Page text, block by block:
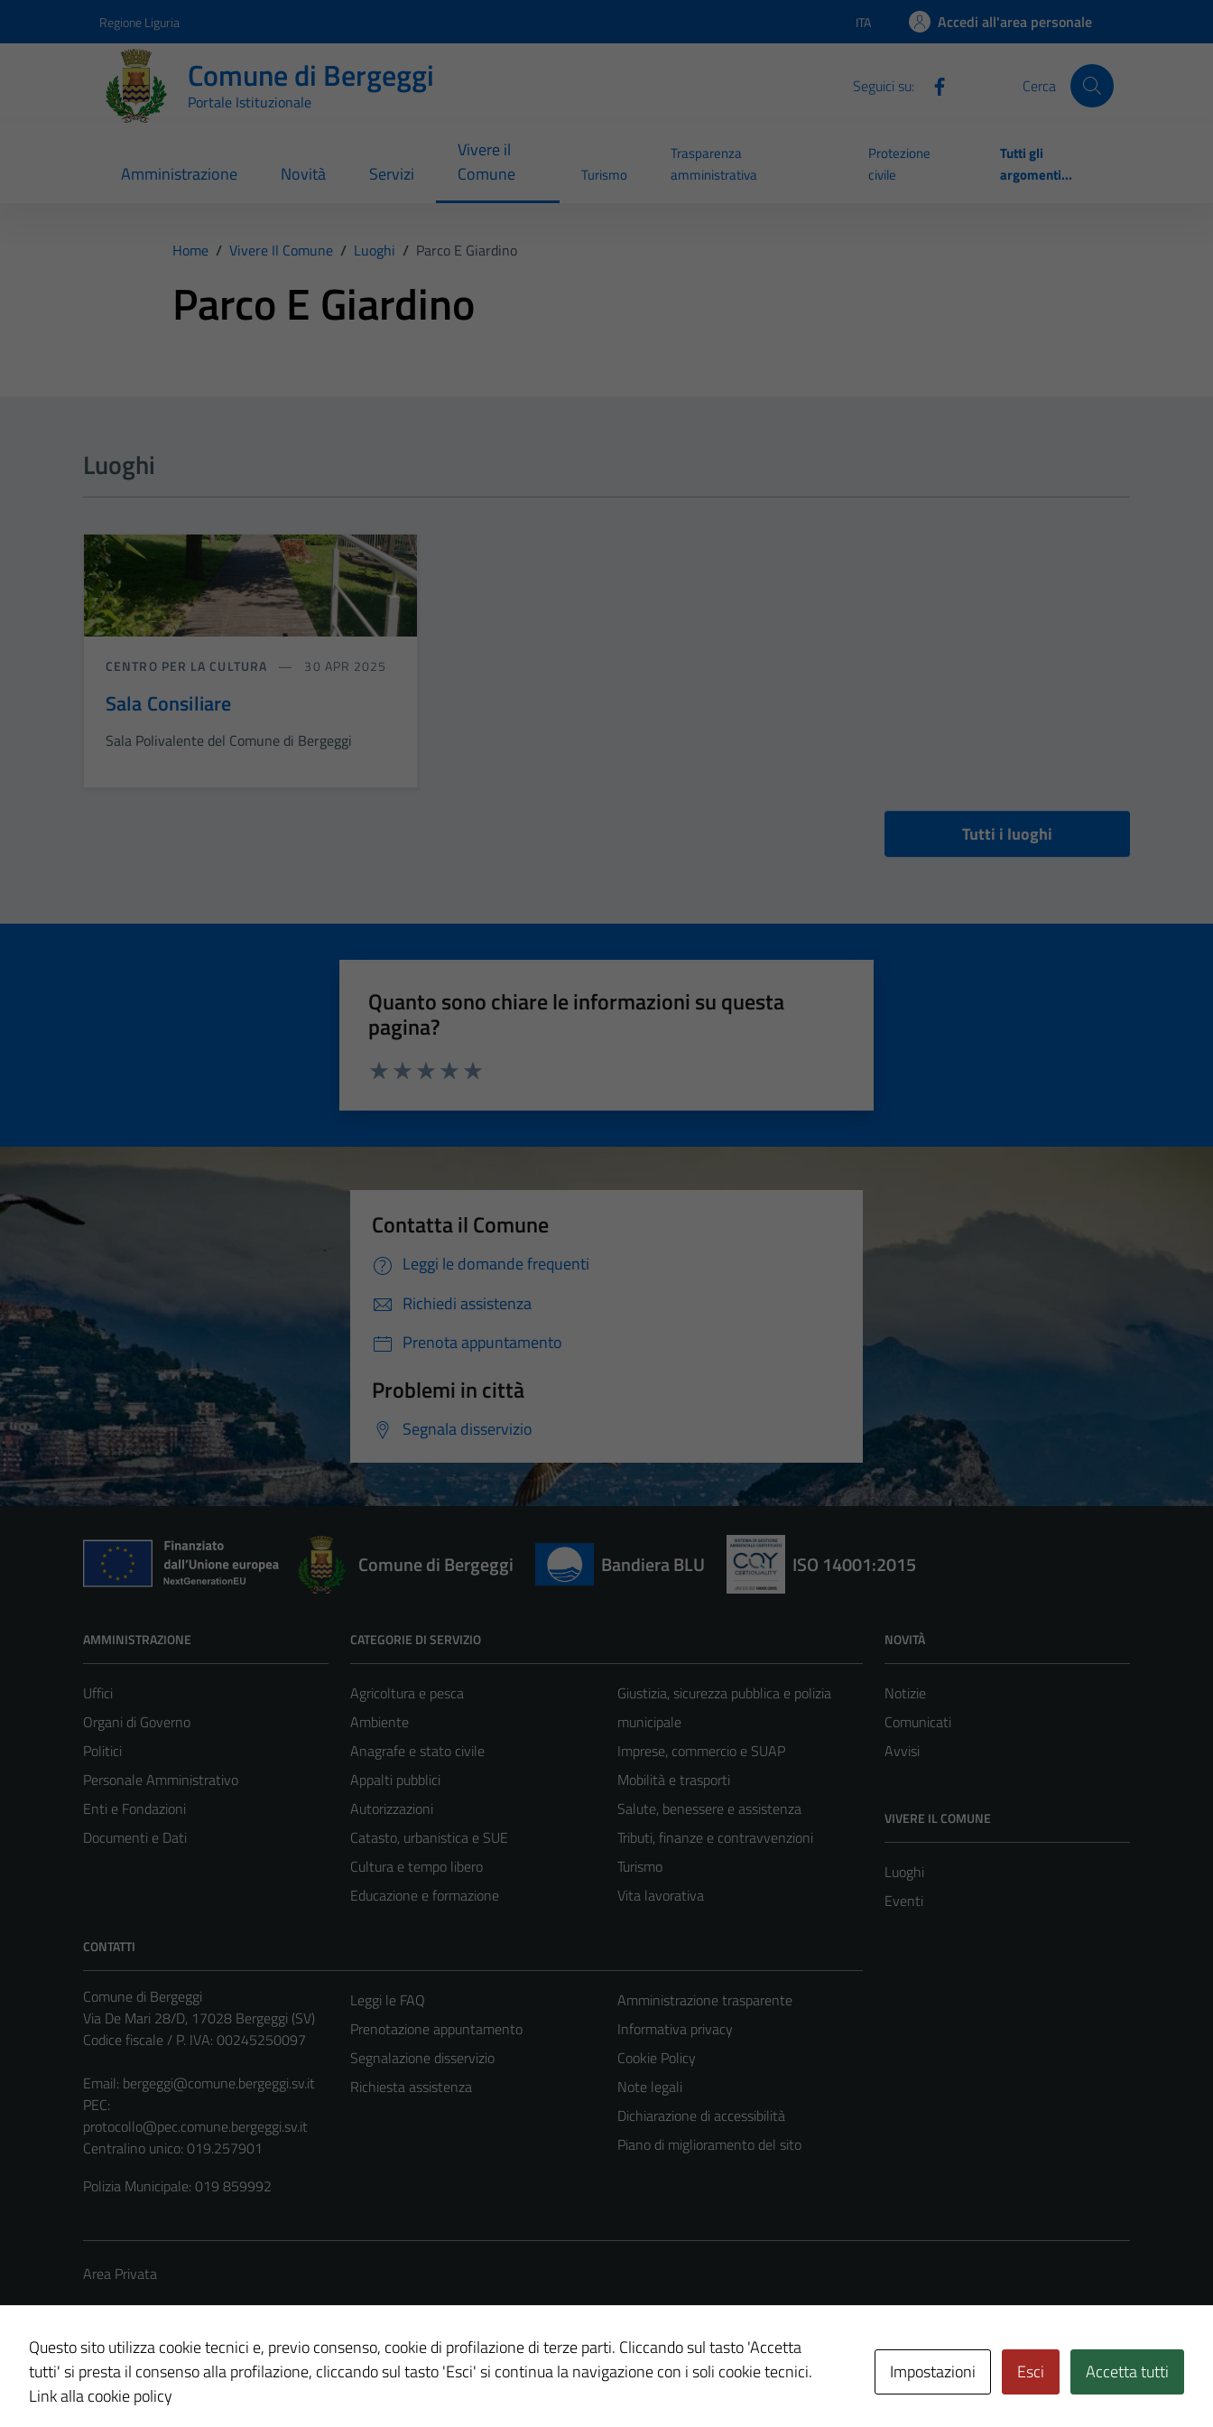
Regione Liguria Lingua attiva:
ITA Accedi all'area personale
Comune di Bergeggi
Portale Istituzionale
Seguici su: Cerca
Amministrazione Novità Servizi
Vivere il
Comune
Turismo
Trasparenza
amministrativa
Protezione
civile
Tutti gli
argomenti...
Home / Vivere Il Comune / Luoghi / Parco E Giardino
Parco E Giardino
Luoghi
CENTRO PER LA CULTURA 30 APR 2025
Sala Consiliare
Sala Polivalente del Comune di Bergeggi
Tutti i luoghi
Quanto sono chiare le informazioni su questa
pagina?
Contatta il Comune
Leggi le domande frequenti
Richiedi assistenza
Prenota appuntamento
Problemi in città
Segnala disservizio
Comune di Bergeggi Bandiera BLU ISO 14001:2015
AMMINISTRAZIONE
Uffici
Organi di Governo
Politici
Personale Amministrativo
Enti e Fondazioni
Documenti e Dati
CATEGORIE DI SERVIZIO
Agricoltura e pesca
Ambiente
Anagrafe e stato civile
Appalti pubblici
Autorizzazioni
Catasto, urbanistica e SUE
Cultura e tempo libero
Educazione e formazione
Giustizia, sicurezza pubblica e polizia
municipale
Imprese, commercio e SUAP
Mobilità e trasporti
Salute, benessere e assistenza
Tributi, finanze e contravvenzioni
Turismo
Vita lavorativa
NOVITÀ
Notizie
Comunicati
Avvisi
VIVERE IL COMUNE
Luoghi
Eventi
CONTATTI
Comune di Bergeggi
Via De Mari 28/D, 17028 Bergeggi (SV)
Codice fiscale / P. IVA: 00245250097
Email: bergeggi@comune.bergeggi.sv.it
PEC:
protocollo@pec.comune.bergeggi.sv.it
Centralino unico: 019.257901
Polizia Municipale: 019 859992
Leggi le FAQ
Prenotazione appuntamento
Segnalazione disservizio
Richiesta assistenza
Amministrazione trasparente
Informativa privacy
Cookie Policy
Note legali
Dichiarazione di accessibilità
Piano di miglioramento del sito
Area Privata
Credits: © Technical Design s.r.l.
Questo sito utilizza cookie tecnici e, previo consenso, cookie di profilazione di terze parti. Cliccando sul tasto 'Accetta
tutti' si presta il consenso alla profilazione, cliccando sul tasto 'Esci' si continua la navigazione con i soli cookie tecnici.
Link alla cookie policy
Impostazioni Esci Accetta tutti